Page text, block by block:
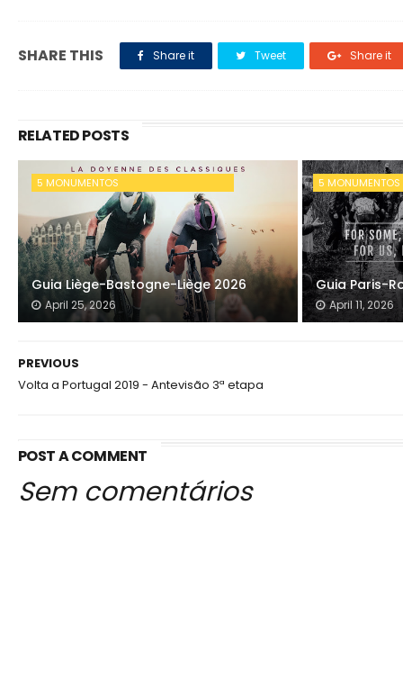
SHARE THIS Share it Tweet Share it
RELATED POSTS
5 MONUMENTOS
Guia Liège-Bastogne-Liège 2026
April 25, 2026
5 MONUMENTOS
Guia Paris-
April 11, 2026
PREVIOUS
Volta a Portugal 2019 - Antevisão 3ª etapa
POST A COMMENT
Sem comentários